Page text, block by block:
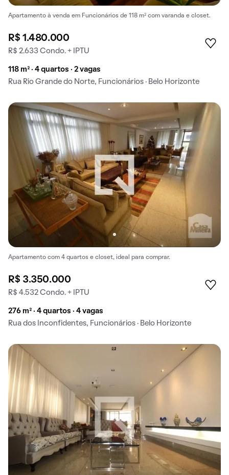
Apartamento à venda em Funcionários de 118 m² com varanda e closet.
R$ 1.480.000
R$ 2.633 Condo. + IPTU
118 m² · 4 quartos · 2 vagas
Rua Rio Grande do Norte, Funcionários · Belo Horizonte
Apartamento com 4 quartos e closet, ideal para comprar.
R$ 3.350.000
R$ 4.532 Condo. + IPTU
276 m² · 4 quartos · 4 vagas
Rua dos Inconfidentes, Funcionários · Belo Horizonte